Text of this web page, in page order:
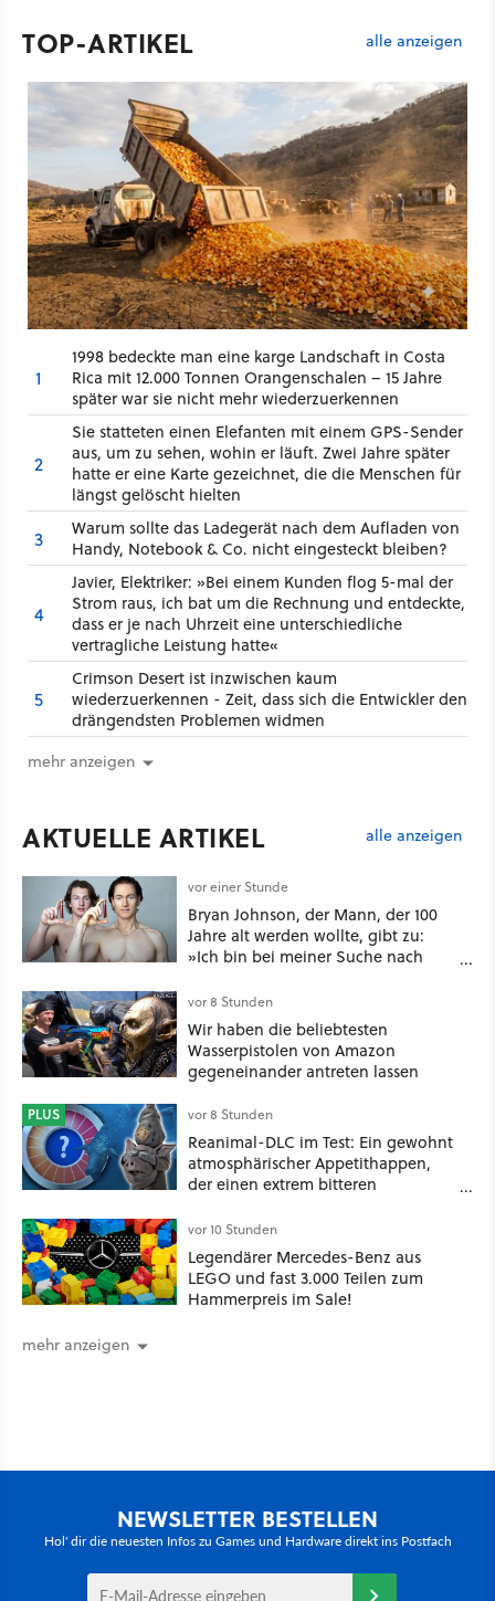
TOP-ARTIKEL alle anzeigen
1
1998 bedeckte man eine karge Landschaft in Costa
Rica mit 12.000 Tonnen Orangenschalen – 15 Jahre
später war sie nicht mehr wiederzuerkennen
2
Sie statteten einen Elefanten mit einem GPS-Sender
aus, um zu sehen, wohin er läuft. Zwei Jahre später
hatte er eine Karte gezeichnet, die die Menschen für
längst gelöscht hielten
3
Warum sollte das Ladegerät nach dem Aufladen von
Handy, Notebook & Co. nicht eingesteckt bleiben?
4
Javier, Elektriker: »Bei einem Kunden flog 5-mal der
Strom raus, ich bat um die Rechnung und entdeckte,
dass er je nach Uhrzeit eine unterschiedliche
vertragliche Leistung hatte«
5
Crimson Desert ist inzwischen kaum
wiederzuerkennen - Zeit, dass sich die Entwickler den
drängendsten Problemen widmen
mehr anzeigen
AKTUELLE ARTIKEL alle anzeigen
vor einer Stunde
Bryan Johnson, der Mann, der 100
Jahre alt werden wollte, gibt zu:
»Ich bin bei meiner Suche nach
vor 8 Stunden
Wir haben die beliebtesten
Wasserpistolen von Amazon
gegeneinander antreten lassen
PLUS vor 8 Stunden
Reanimal-DLC im Test: Ein gewohnt
atmosphärischer Appetithappen,
der einen extrem bitteren
vor 10 Stunden
Legendärer Mercedes-Benz aus
LEGO und fast 3.000 Teilen zum
Hammerpreis im Sale!
mehr anzeigen
NEWSLETTER BESTELLEN
Hol' dir die neuesten Infos zu Games und Hardware direkt ins Postfach